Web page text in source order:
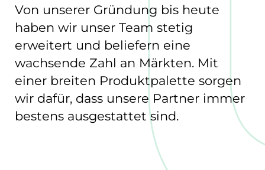
Von unserer Gründung bis heute
haben wir unser Team stetig
erweitert und beliefern eine
wachsende Zahl an Märkten. Mit
einer breiten Produktpalette sorgen
wir dafür, dass unsere Partner immer
bestens ausgestattet sind.